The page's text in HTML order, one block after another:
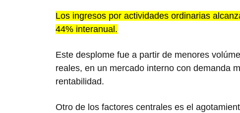
Los ingresos por actividades ordinarias
44% interanual.
Este desplome fue a partir de menores
reales, en un mercado interno con demanda
rentabilidad.
Otro de los factores centrales es el